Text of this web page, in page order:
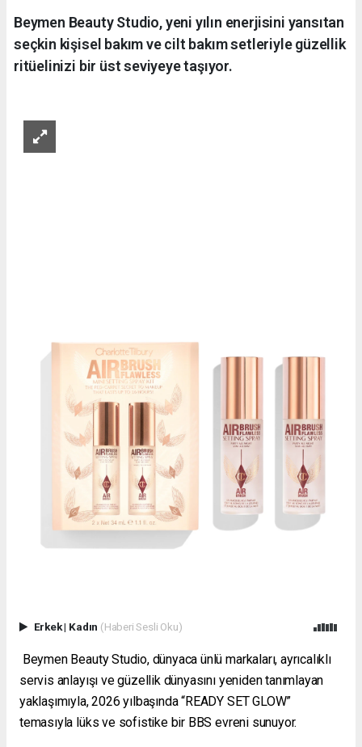
Beymen Beauty Studio, yeni yılın enerjisini yansıtan
seçkin kişisel bakım ve cilt bakım setleriyle güzellik
ritüelinizi bir üst seviyeye taşıyor.
Erkek| Kadın (Haberi Sesli Oku)
Beymen Beauty Studio, dünyaca ünlü markaları, ayrıcalıklı
servis anlayışı ve güzellik dünyasını yeniden tanımlayan
yaklaşımıyla, 2026 yılbaşında “READY SET GLOW”
temasıyla lüks ve sofistike bir BBS evreni sunuyor.